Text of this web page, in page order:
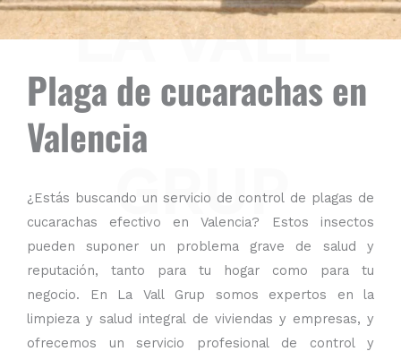
Plaga de cucarachas en
Valencia
¿Estás buscando un servicio de control de plagas de
cucarachas efectivo en Valencia? Estos insectos
pueden suponer un problema grave de salud y
reputación, tanto para tu hogar como para tu
negocio. En
La Vall Grup somos expertos en la
limpieza y salud integral de viviendas y empresas, y
ofrecemos un servicio profesional de control y
LA VALL
GRUP